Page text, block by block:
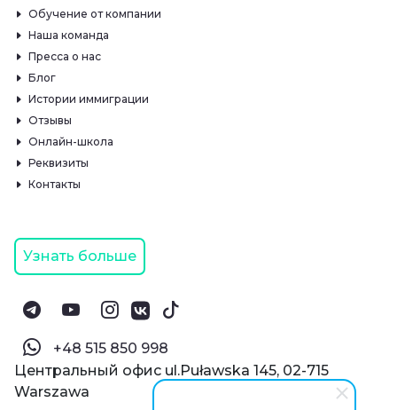
Обучение от компании
Наша команда
Пресса о нас
Блог
Истории иммиграции
Отзывы
Онлайн-школа
Реквизиты
Контакты
Узнать больше
‪+48 515 850 998‬
Центральный офис ul.Puławska 145, 02-715
Warszawa